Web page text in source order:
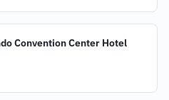
Convention Center Hotel